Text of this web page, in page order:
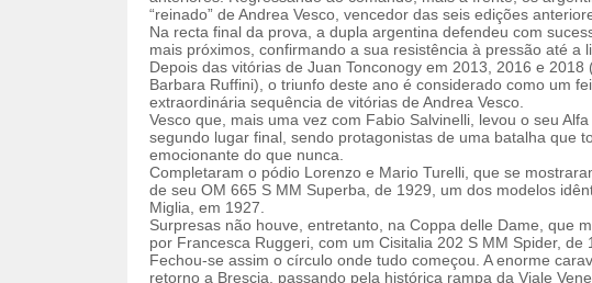
“reinado” de Andrea Vesco, vencedor das seis edições
Na recta final da prova, a dupla argentina defendeu com
mais próximos, confirmando a sua resistência à pressão até a
Depois das vitórias de Juan Tonconogy em 2013, 2016 e
Barbara Ruffini), o triunfo deste ano é considerado como um
extraordinária sequência de vitórias de Andrea Vesco.
Vesco que, mais uma vez com Fabio Salvinelli, levou o seu
segundo lugar final, sendo protagonistas de uma batalha que
emocionante do que nunca.
Completaram o pódio Lorenzo e Mario Turelli, que se
de seu OM 665 S MM Superba, de 1929, um dos modelos
Miglia, em 1927.
Surpresas não houve, entretanto, na Coppa delle Dame, que
por Francesca Ruggeri, com um Cisitalia 202 S MM Spider, de
Fechou-se assim o círculo onde tudo começou. A enorme
retorno a Brescia, passando pela histórica rampa da Viale